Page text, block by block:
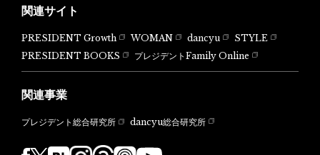
関連サイト
PRESIDENT Growth WOMAN dancyu
STYLE
PRESIDENT BOOKS
プレジデントFamily Online
関連事業
プレジデント総合研究所 dancyu総合研究所